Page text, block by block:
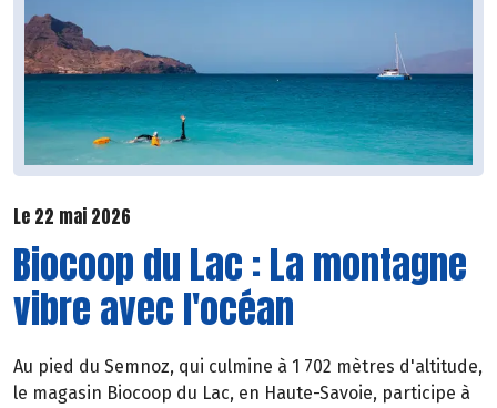
Le 22 mai 2026
Biocoop du Lac : La montagne
vibre avec l'océan
Au pied du Semnoz, qui culmine à 1 702 mètres d'altitude,
le magasin Biocoop du Lac, en Haute-Savoie, participe à